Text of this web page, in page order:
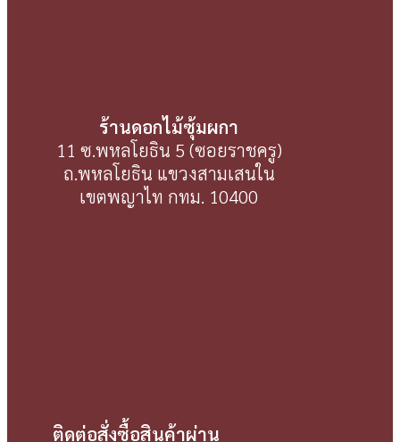
ร้านดอกไม้ซุ้มผกา
11 ซ.พหลโยธิน 5 (ซอยราชครู)
ถ.พหลโยธิน แขวงสามเสนใน
เขตพญาไท กทม. 10400
ติดต่อสั่งซื้อสินค้าผ่าน